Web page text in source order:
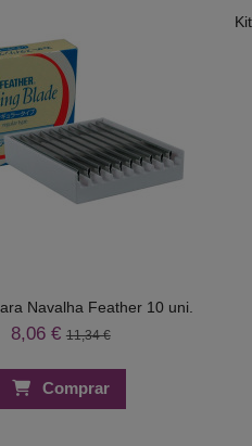
Navalha Feather 10 uni.
8,06 € 11,34 €
Comprar